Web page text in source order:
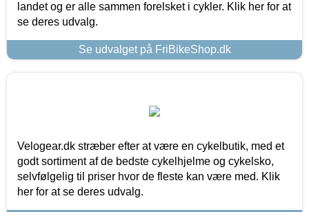
landet og er alle sammen forelsket i cykler. Klik her for at
se deres udvalg.
Se udvalget på FriBikeShop.dk
Velogear.dk stræber efter at være en cykelbutik, med et
godt sortiment af de bedste cykelhjelme og cykelsko,
selvfølgelig til priser hvor de fleste kan være med. Klik
her for at se deres udvalg.